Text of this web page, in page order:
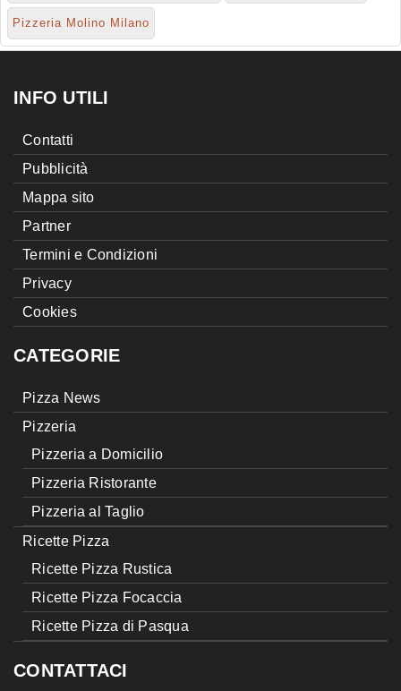
Pizzeria Molino Milano
INFO UTILI
Contatti
Pubblicità
Mappa sito
Partner
Termini e Condizioni
Privacy
Cookies
CATEGORIE
Pizza News
Pizzeria
Pizzeria a Domicilio
Pizzeria Ristorante
Pizzeria al Taglio
Ricette Pizza
Ricette Pizza Rustica
Ricette Pizza Focaccia
Ricette Pizza di Pasqua
CONTATTACI